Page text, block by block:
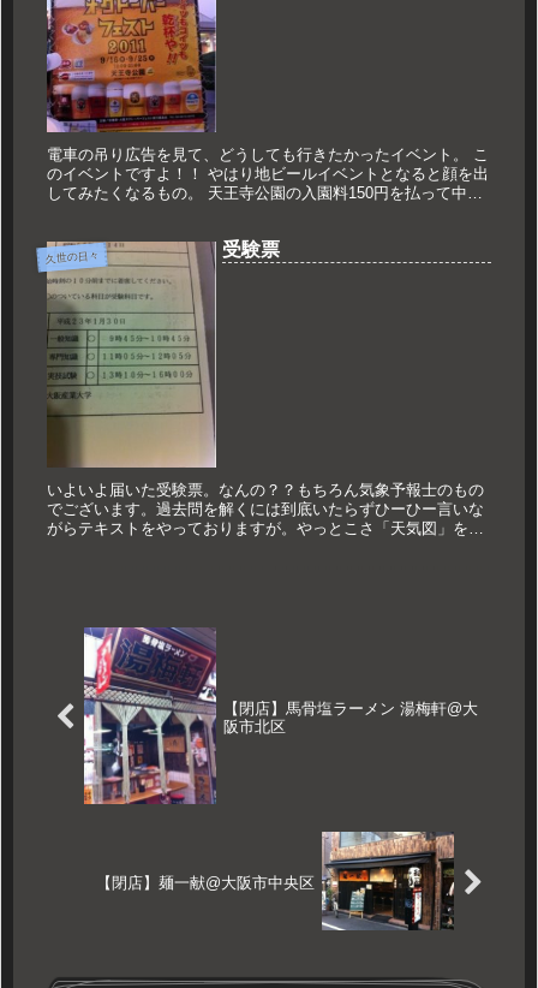
電車の吊り広告を見て、どうしても行きたかったイベント。 こ
のイベントですよ！！ やはり地ビールイベントとなると顔を出
してみたくなるもの。 天王寺公園の入園料150円を払って中に
久世の日々 受験票
いよいよ届いた受験票。なんの？？もちろん気象予報士のもの
でございます。過去問を解くには到底いたらずひーひー言いな
がらテキストをやっておりますが。やっとこさ「天気図」を読
【閉店】馬骨塩ラーメン 湯梅軒@大
阪市北区
【閉店】麺一献@大阪市中央区